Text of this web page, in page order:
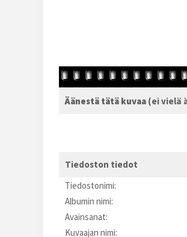
Äänestä tätä kuvaa (ei vielä
Tiedoston tiedot
Tiedostonimi:
Albumin nimi:
Avainsanat:
Kuvaajan nimi: